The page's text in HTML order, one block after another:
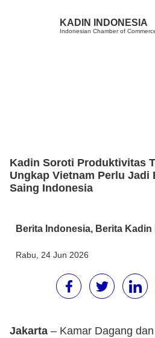
KADIN INDONESIA
Indonesian Chamber of
Kadin Soroti Produktivitas
Ungkap Vietnam Perlu Jadi
Saing Indonesia
Berita Indonesia, Berita
Rabu, 24 Jun 2026
Jakarta – Kamar Dagang